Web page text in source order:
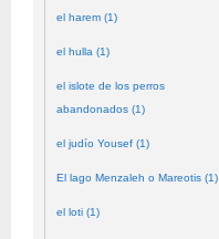
el harem (1)
el hulla (1)
el islote de los perros
abandonados (1)
el judío Yousef (1)
El lago Menzaleh o Mareotis (1)
el loti (1)